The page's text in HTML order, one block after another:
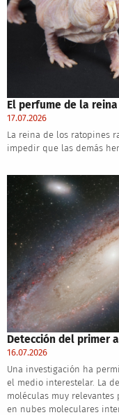
El perfume de la reina
17.07.2026
La reina de los ratopines
impedir que las demás
Detección del primer
16.07.2026
Una investigación ha
el medio interestelar. La
moléculas muy
en nubes moleculares